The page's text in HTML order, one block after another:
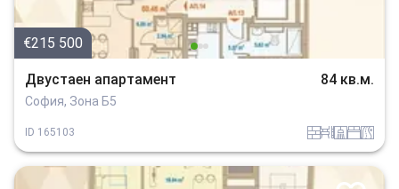
€215 500
Двустаен апартамент 84 кв.м.
София, Зона Б5
ID 165103 tuhlaobzavejdne_0 sanitarno_pomeshtenie spalniav_blizost_do_asfaltiran_put